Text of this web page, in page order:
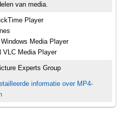
van media.
Player
Media Player
VLC Media Player
Experts Group
informatie over MP4-